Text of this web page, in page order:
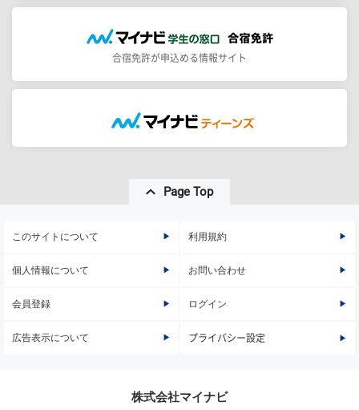
合宿免許が申込める情報サイト
Page Top
このサイトについて 利用規約
個人情報について お問い合わせ
会員登録 ログイン
広告表示について プライバシー設定
株式会社マイナビ